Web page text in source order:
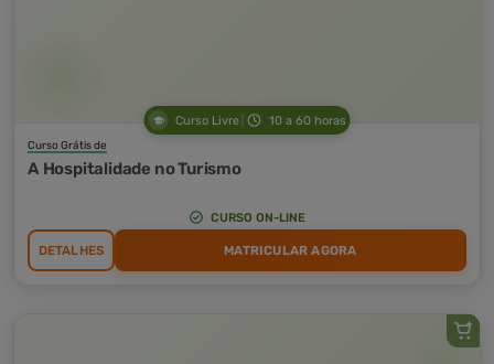
Curso Livre 10 a 60 horas
Curso Grátis de
A Hospitalidade no Turismo
CURSO ON-LINE
DETALHES MATRICULAR AGORA